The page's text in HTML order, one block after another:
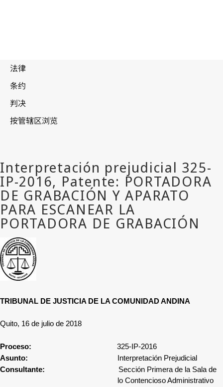
TRIBUNAL DE JUSTICIA DE LA COMUNIDAD ANDINA
Quito, 16 de julio de 2018
Proceso: 325-IP-2016
Asunto:
Interpretación Prejudicial
Consultante: Sección Primera de la Sala de
lo Contencioso Administrativo